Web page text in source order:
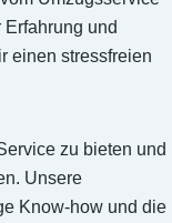
und
einen stressfreien
zu bieten und
Unsere
Know-how und die